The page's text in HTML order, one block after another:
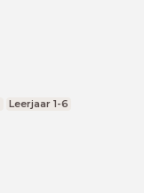
Leerjaar 1-6